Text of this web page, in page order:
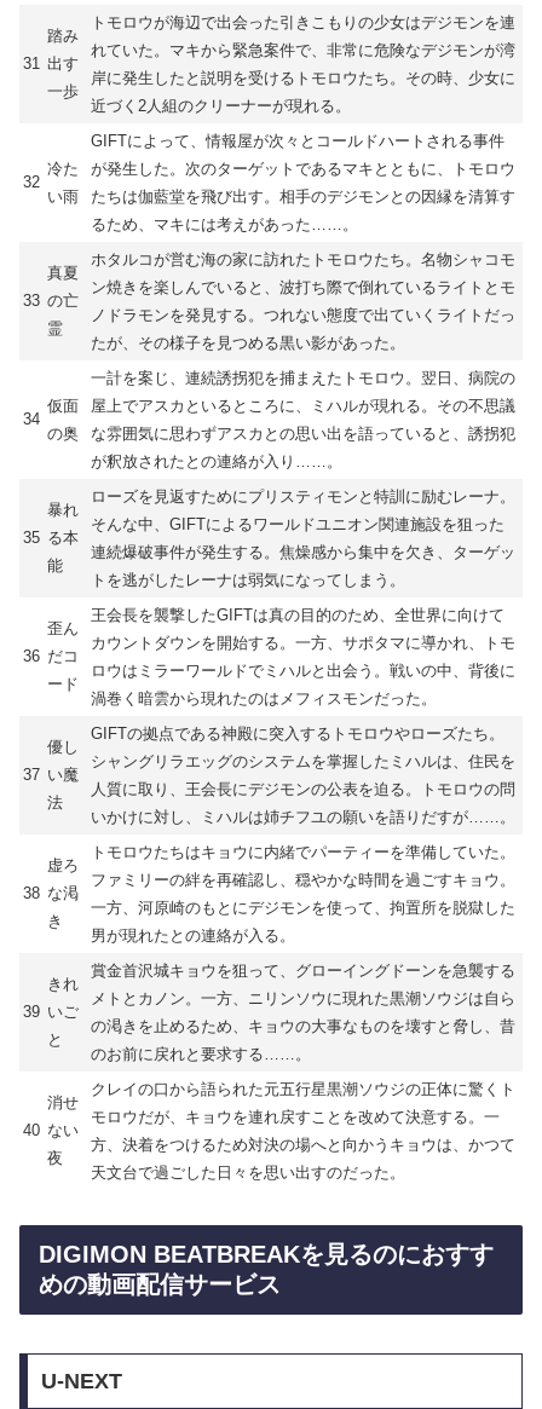
31
踏み
出す
一歩
トモロウが海辺で出会った引きこもりの少女はデジモンを連
れていた。マキから緊急案件で、非常に危険なデジモンが湾
岸に発生したと説明を受けるトモロウたち。その時、少女に
近づく2人組のクリーナーが現れる。
32
冷た
い雨
GIFTによって、情報屋が次々とコールドハートされる事件
が発生した。次のターゲットであるマキとともに、トモロウ
たちは伽藍堂を飛び出す。相手のデジモンとの因縁を清算す
るため、マキには考えがあった……。
33
真夏
の亡
霊
ホタルコが営む海の家に訪れたトモロウたち。名物シャコモ
ン焼きを楽しんでいると、波打ち際で倒れているライトとモ
ノドラモンを発見する。つれない態度で出ていくライトだっ
たが、その様子を見つめる黒い影があった。
34
仮面
の奥
一計を案じ、連続誘拐犯を捕まえたトモロウ。翌日、病院の
屋上でアスカといるところに、ミハルが現れる。その不思議
な雰囲気に思わずアスカとの思い出を語っていると、誘拐犯
が釈放されたとの連絡が入り……。
35
暴れ
る本
能
ローズを見返すためにプリスティモンと特訓に励むレーナ。
そんな中、GIFTによるワールドユニオン関連施設を狙った
連続爆破事件が発生する。焦燥感から集中を欠き、ターゲッ
トを逃がしたレーナは弱気になってしまう。
36
歪ん
だコ
ード
王会長を襲撃したGIFTは真の目的のため、全世界に向けて
カウントダウンを開始する。一方、サポタマに導かれ、トモ
ロウはミラーワールドでミハルと出会う。戦いの中、背後に
渦巻く暗雲から現れたのはメフィスモンだった。
37
優し
い魔
法
GIFTの拠点である神殿に突入するトモロウやローズたち。
シャングリラエッグのシステムを掌握したミハルは、住民を
人質に取り、王会長にデジモンの公表を迫る。トモロウの問
いかけに対し、ミハルは姉チフユの願いを語りだすが……。
38
虚ろ
な渇
き
トモロウたちはキョウに内緒でパーティーを準備していた。
ファミリーの絆を再確認し、穏やかな時間を過ごすキョウ。
一方、河原崎のもとにデジモンを使って、拘置所を脱獄した
男が現れたとの連絡が入る。
39
きれ
いご
と
賞金首沢城キョウを狙って、グローイングドーンを急襲する
メトとカノン。一方、ニリンソウに現れた黒潮ソウジは自ら
の渇きを止めるため、キョウの大事なものを壊すと脅し、昔
のお前に戻れと要求する……。
40
消せ
ない
夜
クレイの口から語られた元五行星黒潮ソウジの正体に驚くト
モロウだが、キョウを連れ戻すことを改めて決意する。一
方、決着をつけるため対決の場へと向かうキョウは、かつて
天文台で過ごした日々を思い出すのだった。
DIGIMON BEATBREAKを見るのにおすす
めの動画配信サービス
U-NEXT